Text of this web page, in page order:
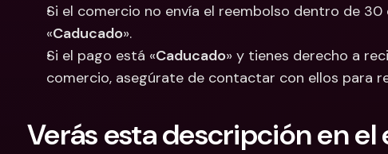
Si el comercio no envía el reembolso dentro de
«Caducado».
Si el pago está «Caducado» y tienes derecho a
comercio, asegúrate de contactar con ellos para
Verás esta descripción en